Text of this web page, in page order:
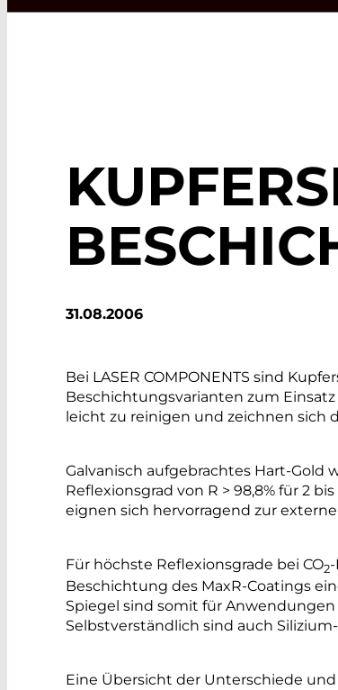
31.08.2006
Bei LASER COMPONENTS sind
Beschichtungsvarianten zum
leicht zu reinigen und zeichnen sich
Galvanisch aufgebrachtes Hart-
Reflexionsgrad von R > 98,8% für 2
eignen sich hervorragend zur
Für höchste Reflexionsgrade bei CO2
Beschichtung des MaxR-Coatings
Spiegel sind somit für
Selbstverständlich sind auch
Eine Übersicht der Unterschiede